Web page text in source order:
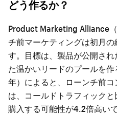
どう作るか？
Product Marketing Alliance
チ前マーケティングは初月の
す。目標は、製品が公開さ
た温かいリードのプールを
年）によると、ローンチ前
は、コールドトラフィック
購入する可能性が4.2倍高いで